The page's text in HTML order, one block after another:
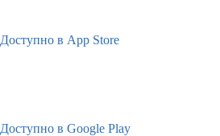
Доступно в App Store
Доступно в Google Play